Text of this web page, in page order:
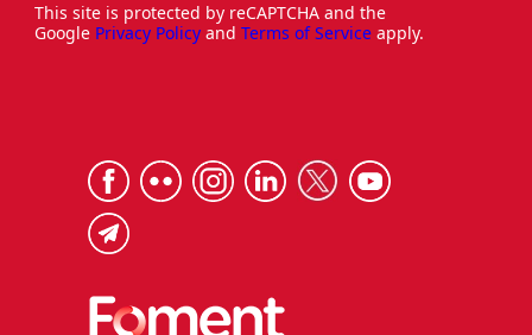
This site is protected by reCAPTCHA and the
Google Privacy Policy and Terms of Service apply.